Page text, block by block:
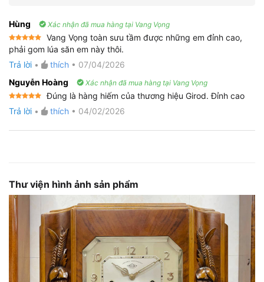
Hùng Xác nhận đã mua hàng tại Vang Vọng
Được xếp
hạng 55
sao
Vang Vọng toàn sưu tầm được những em đỉnh cao,
phải gom lúa săn em này thôi.
Trả lời • thích • 07/04/2026
Nguyễn Hoàng
Xác nhận đã mua hàng tại Vang Vọng
hạng55
Đúng là hàng hiếm của thương hiệu Girod. Đỉnh cao
Trả lời • thích • 04/02/2026
Thư viện hình ảnh sản phẩm